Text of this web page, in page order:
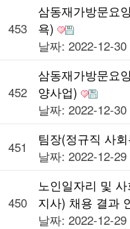
453
삼동재가방문요
욕)
날짜: 2022-12-30
452
삼동재가방문요
양사업)
날짜: 2022-12-30
451
팀장(정규직 사
날짜: 2022-12-29
450
노인일자리 및
지사) 채용 결과
날짜: 2022-12-29